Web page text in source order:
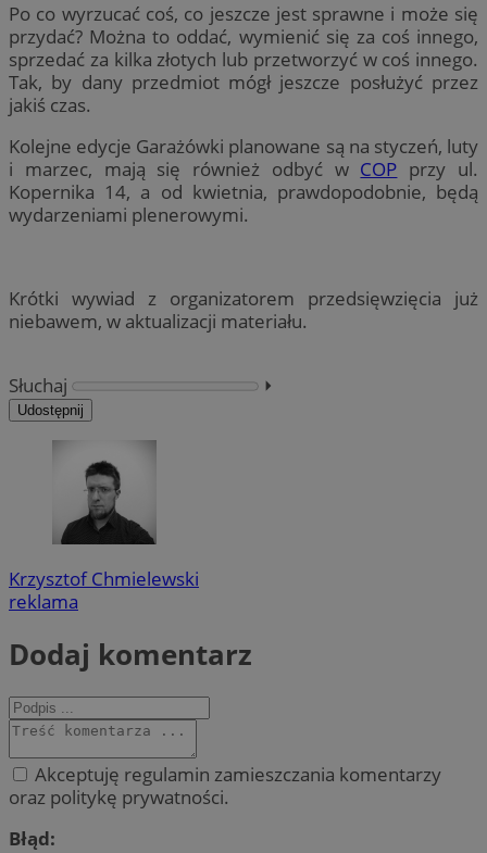
Po co wyrzucać coś, co jeszcze jest sprawne i może się
przydać? Można to oddać, wymienić się za coś innego,
sprzedać za kilka złotych lub przetworzyć w coś innego.
Tak, by dany przedmiot mógł jeszcze posłużyć przez
jakiś czas.
Kolejne edycje Garażówki planowane są na styczeń, luty
i marzec, mają się również odbyć w COP przy ul.
Kopernika 14, a od kwietnia, prawdopodobnie, będą
wydarzeniami plenerowymi.
Krótki wywiad z organizatorem przedsięwzięcia już
niebawem, w aktualizacji materiału.
Słuchaj ⏵︎
Udostępnij
Krzysztof Chmielewski
reklama
Dodaj komentarz
Akceptuję regulamin zamieszczania komentarzy
oraz politykę prywatności.
Błąd: